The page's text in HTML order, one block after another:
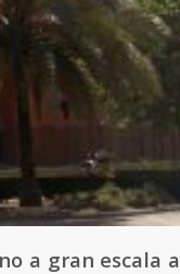
a gran escala a